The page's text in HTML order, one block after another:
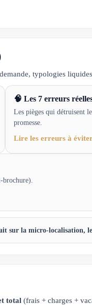
typologies
🧠 Les 7 erreurs
Les pièges qui détruisent
promesse.
Lire les erreurs à
la micro-localisation,
total (frais + charges +